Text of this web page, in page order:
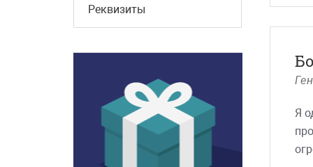
Реквизиты
Я